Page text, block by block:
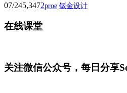
07/245,3472proe 钣金设计
在线课堂
关注微信公众号，每日分享